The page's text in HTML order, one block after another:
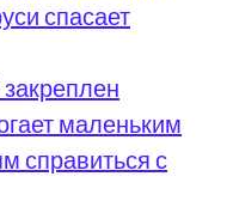
спасает
маленьким
справиться с